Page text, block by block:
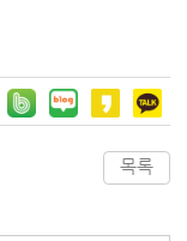
목록